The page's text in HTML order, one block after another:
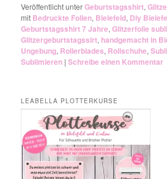
Veröffentlicht unterGeburtstagsshirt,
mit Bedruckte Folien, Bielefeld, Diy
Geburtstagsshirt 7 Jahre,Glitzerfolie
Glitzergeburtstagssirt, handgemacht in
Ungebung, Rollerblades, Rollschuhe,
Sublimieren |Schreibe einen Kommentar
LEABELLA PLOTTERKURSE